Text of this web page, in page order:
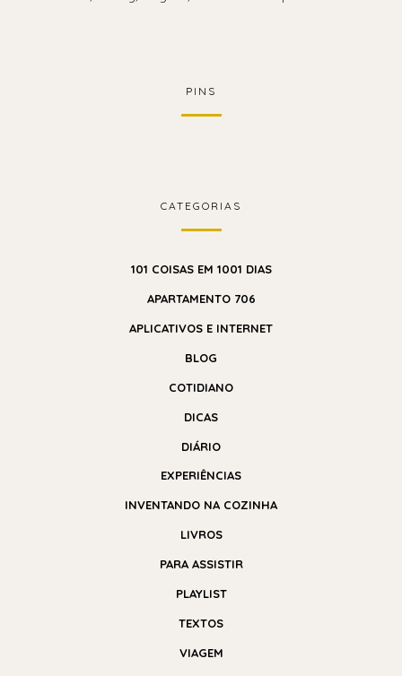
PINS
CATEGORIAS
101 COISAS EM 1001 DIAS
APARTAMENTO 706
APLICATIVOS E INTERNET
BLOG
COTIDIANO
DICAS
DIÁRIO
EXPERIÊNCIAS
INVENTANDO NA COZINHA
LIVROS
PARA ASSISTIR
PLAYLIST
TEXTOS
VIAGEM